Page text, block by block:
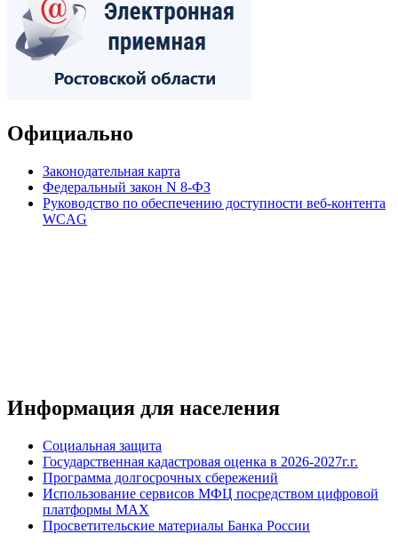
Официально
Законодательная карта
Федеральный закон N 8-ФЗ
Руководство по обеспечению доступности веб-контента
WCAG
Информация для населения
Социальная защита
Государственная кадастровая оценка в 2026-2027г.г.
Программа долгосрочных сбережений
Использование сервисов МФЦ посредством цифровой
платформы MAX
Просветительские материалы Банка России